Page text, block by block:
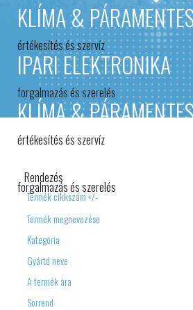
KLÍMA &
értékesítés és szervíz
IPARI ELEKTRONIKA
forgalmazás és szerelés
KLÍMA &
értékesítés és szervíz
forgalmazás és szerelés
Rendezés
Termék cikkszám +/-
Termék megnevezése
Kategória
Gyártó neve
A termék ára
Sorrend